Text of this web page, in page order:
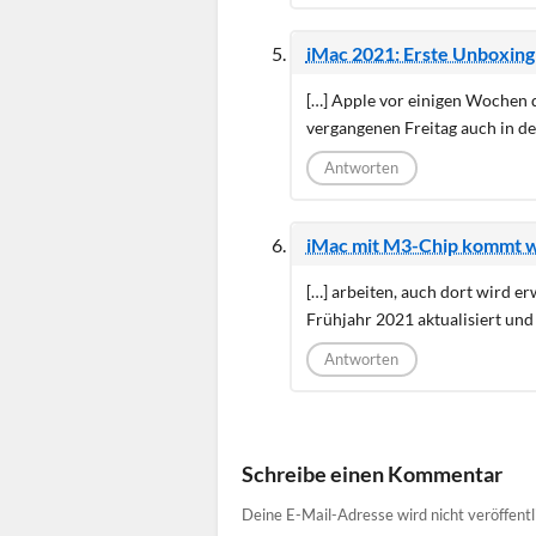
iMac 2021: Erste
[…] Apple vor einigen
vergangenen Freitag auch in
Antworten
iMac mit M3-Chip kommt
[…] arbeiten, auch dort wird
Frühjahr 2021 aktualisiert
Antworten
Schreibe einen Kommentar
Deine E-Mail-Adresse wird nicht